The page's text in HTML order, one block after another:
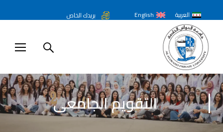
العربية English بريدك الخاص
التقويم الجامعي